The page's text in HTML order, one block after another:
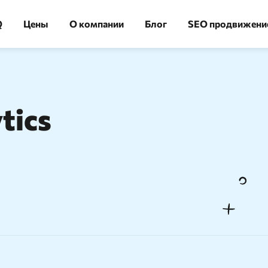
Огромная экономия времени:
Цены О компании Блог SEO